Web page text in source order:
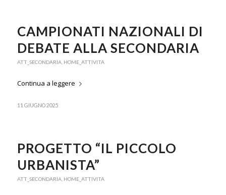
CAMPIONATI NAZIONALI DI
DEBATE ALLA SECONDARIA
ATT_SECONDARIA, HOME_ATTIVITA
Continua a leggere
11 GIUGNO 2025
PROGETTO “IL PICCOLO
URBANISTA”
ATT_SECONDARIA, HOME_ATTIVITA